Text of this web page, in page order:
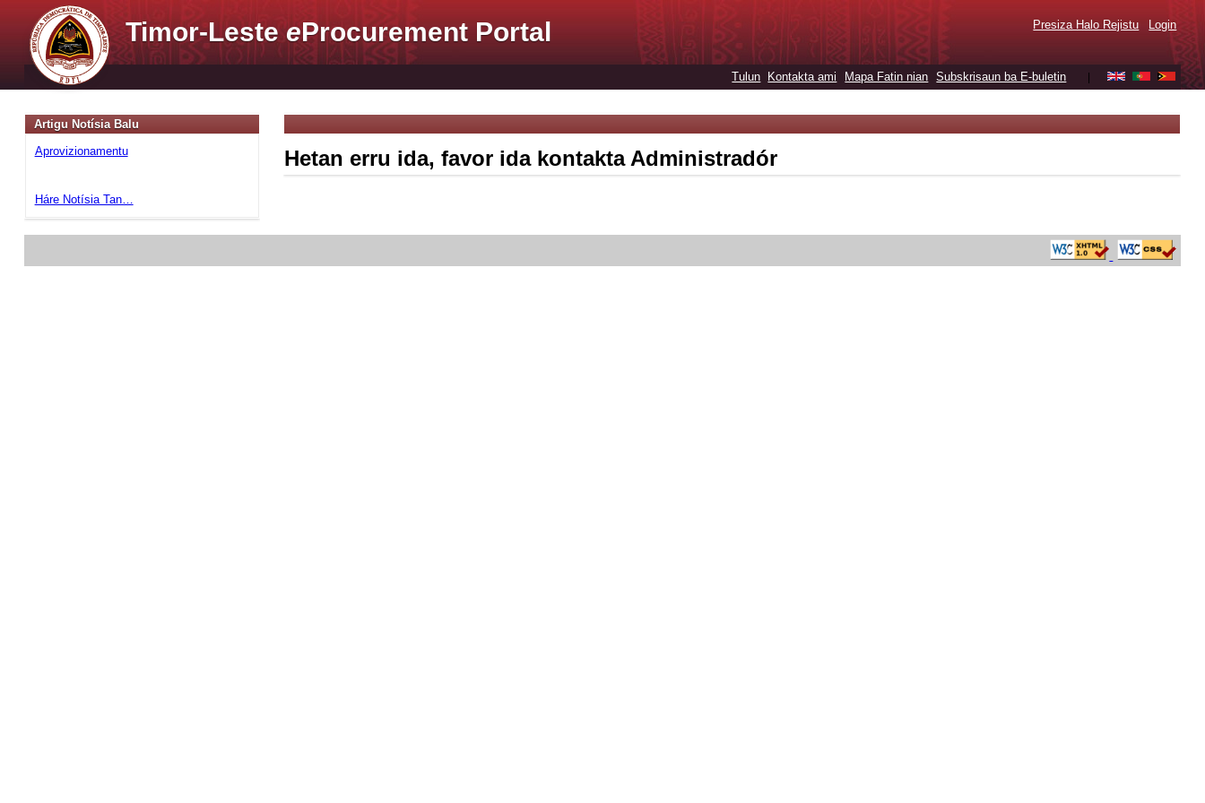
Timor-LesteeProcurement Portal Presiza Halo Rejistu Login
Tulun Kontakta ami Mapa Fatin nian Subskrisaun ba E-buletin
Artigu Notísia Balu
Aprovizionamentu
Háre Notísia Tan…
Hetan erru ida, favor ida kontakta Administradór